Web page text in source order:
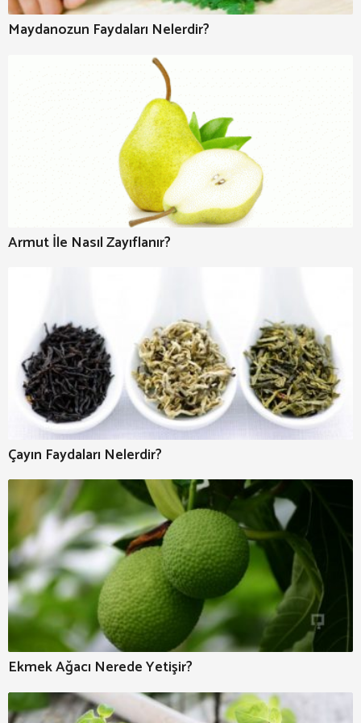
Maydanozun Faydaları Nelerdir?
Armut İle Nasıl Zayıflanır?
Çayın Faydaları Nelerdir?
Ekmek Ağacı Nerede Yetişir?